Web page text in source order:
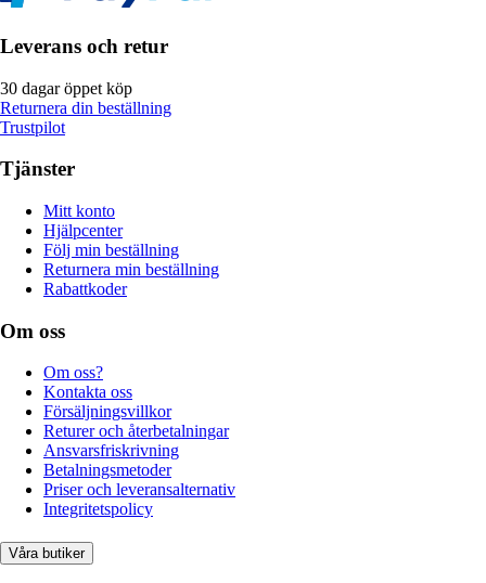
Leverans och retur
30 dagar öppet köp
Returnera din beställning
Trustpilot
Tjänster
Mitt konto
Hjälpcenter
Följ min beställning
Returnera min beställning
Rabattkoder
Om oss
Om oss?
Kontakta oss
Försäljningsvillkor
Returer och återbetalningar
Ansvarsfriskrivning
Betalningsmetoder
Priser och leveransalternativ
Integritetspolicy
Våra butiker